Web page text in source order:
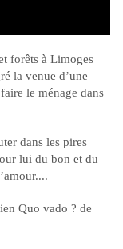
forêts à Limoges
la venue d’une
le ménage dans
dans les pires
lui du bon et du
Quo vado ? de